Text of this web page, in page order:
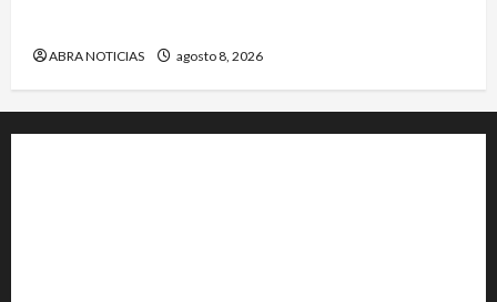
ABRA NOTICIAS agosto 8, 2026